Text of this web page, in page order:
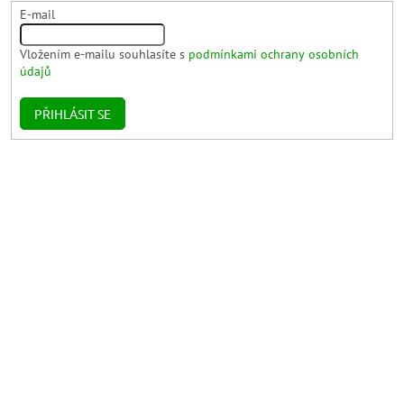
E-mail
Vložením e-mailu souhlasíte s podmínkami ochrany osobních
údajů
PŘIHLÁSIT SE